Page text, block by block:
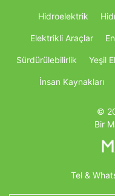
Hidroelektrik
Elektrikli Araçlar
Sürdürülebilirlik Yeşil
İnsan Kaynakları
©
Bir
Tel &